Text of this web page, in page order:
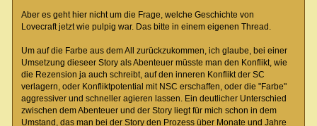
Aber es geht hier nicht um die Frage, welche Geschichte von
Lovecraft jetzt wie pulpig war. Das bitte in einem eigenen Thread.
Um auf die Farbe aus dem All zurückzukommen, ich glaube, bei einer
Umsetzung dieseer Story als Abenteuer müsste man den Konflikt, wie
die Rezension ja auch schreibt, auf den inneren Konflikt der SC
verlagern, oder Konfliktpotential mit NSC erschaffen, oder die "Farbe"
aggressiver und schneller agieren lassen. Ein deutlicher Unterschied
zwischen dem Abenteuer und der Story liegt für mich schon in dem
Umstand, das man bei der Story den Prozess über Monate und Jahre